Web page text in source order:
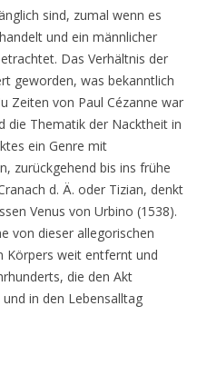
sind, zumal wenn es
und ein männlicher
Das Verhältnis der
geworden, was bekanntlich
Zeiten von Paul Cézanne war
die Thematik der Nacktheit in
ein Genre mit
zurückgehend bis ins frühe
d. Ä. oder Tizian, denkt
Venus von Urbino (1538).
von dieser allegorischen
Körpers weit entfernt und
die den Akt
in den Lebensalltag